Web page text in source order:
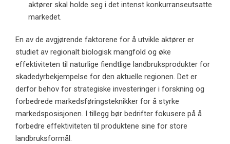
aktører skal holde seg i det intenst konkurranseutsatte
markedet.
En av de avgjørende faktorene for å utvikle aktører er
studiet av regionalt biologisk mangfold og øke
effektiviteten til naturlige fiendtlige landbruksprodukter for
skadedyrbekjempelse for den aktuelle regionen. Det er
derfor behov for strategiske investeringer i forskning og
forbedrede markedsføringsteknikker for å styrke
markedsposisjonen. I tillegg bør bedrifter fokusere på å
forbedre effektiviteten til produktene sine for store
landbruksformål.